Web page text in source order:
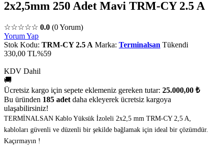
2x2,5mm 250 Adet Mavi TRM-CY 2.5 A
☆☆☆☆☆ 0.0 (0 Yorum)
Yorum Yap
Stok Kodu: TRM-CY 2.5 A Marka: Terminalsan Tükendi
330,00 TL%59
KDV Dahil
🚚
Ücretsiz kargo için sepete eklemeniz gereken tutar: 25.000,00 ₺
Bu üründen 185 adet daha ekleyerek ücretsiz kargoya
ulaşabilirsiniz!
TERMİNALSAN Kablo Yüksük İzoleli 2x2,5 mm TRM-CY 2,5 A,
kabloları güvenli ve düzenli bir şekilde bağlamak için ideal bir çözümdür.
Kaçırmayın !